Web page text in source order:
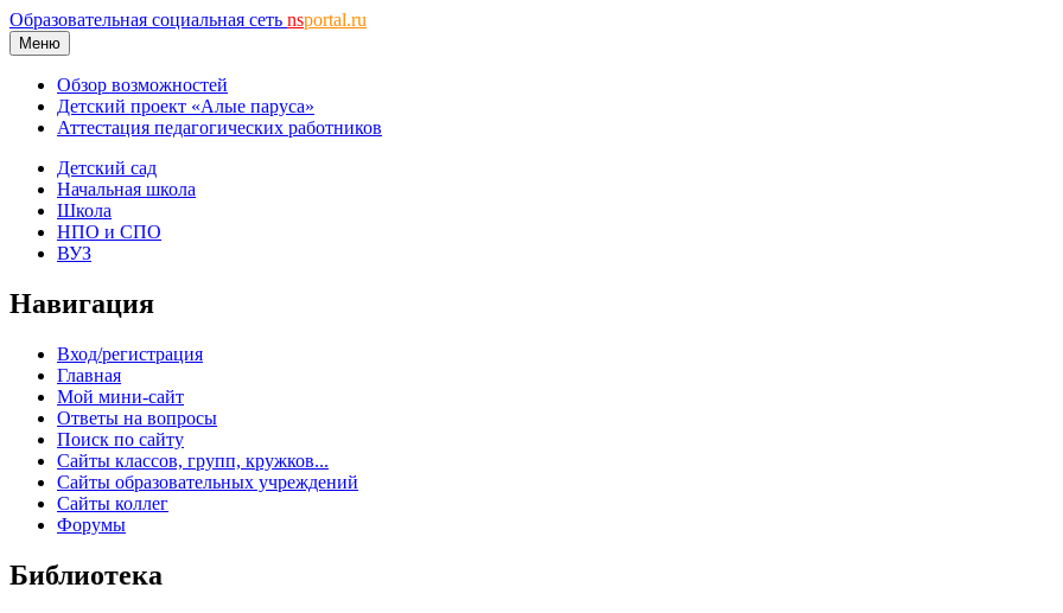
Образовательная социальная сеть nsportal.ru
Меню
Обзор возможностей
Детский проект «Алые паруса»
Аттестация педагогических работников
Детский сад
Начальная школа
Школа
НПО и СПО
ВУЗ
Навигация
Вход/регистрация
Главная
Мой мини-сайт
Ответы на вопросы
Поиск по сайту
Сайты классов, групп, кружков...
Сайты образовательных учреждений
Сайты коллег
Форумы
Библиотека